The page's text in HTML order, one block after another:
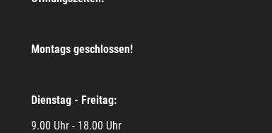
Montags geschlossen!
Dienstag - Freitag:
9.00 Uhr - 18.00 Uhr